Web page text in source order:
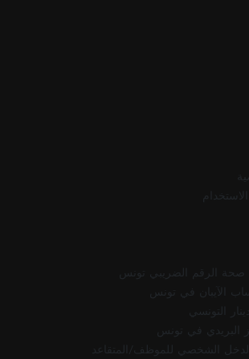
صحة الرقم الضريبي تونس
الآيبان في تونس
التونسي
البريدي في تونس
الشخصي للموظف/المتقاعد